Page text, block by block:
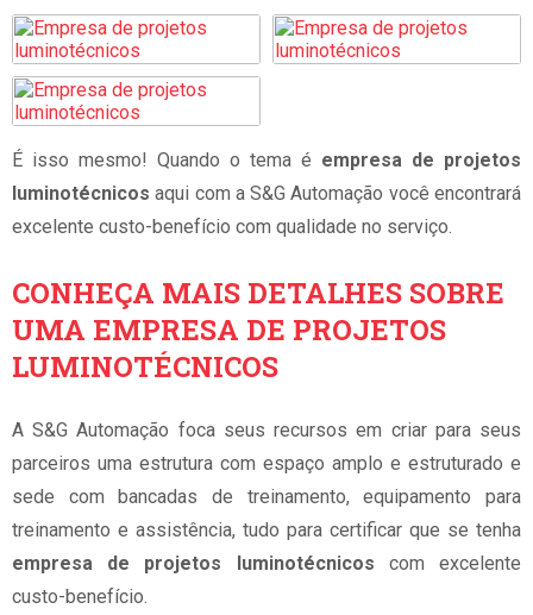
É isso mesmo! Quando o tema é empresa de projetos
luminotécnicos aqui com a S&G Automação você encontrará
excelente custo-benefício com qualidade no serviço.
CONHEÇA MAIS DETALHES SOBRE
UMA EMPRESA DE PROJETOS
LUMINOTÉCNICOS
A S&G Automação foca seus recursos em criar para seus
parceiros uma estrutura com espaço amplo e estruturado e
sede com bancadas de treinamento, equipamento para
treinamento e assistência, tudo para certificar que se tenha
empresa de projetos luminotécnicos com excelente
custo-benefício.